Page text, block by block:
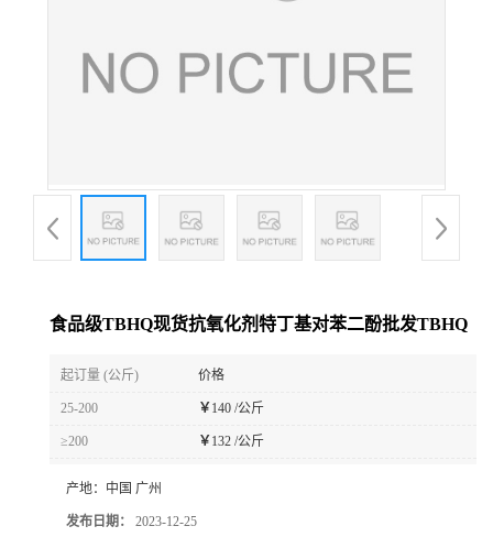
食品级TBHQ现货抗氧化剂特丁基对苯二酚批发TBHQ
起订量 (公斤) 价格
25-200 ￥ 140 /公斤
≥200 ￥ 132 /公斤
产地： 中国 广州
发布日期： 2023-12-25